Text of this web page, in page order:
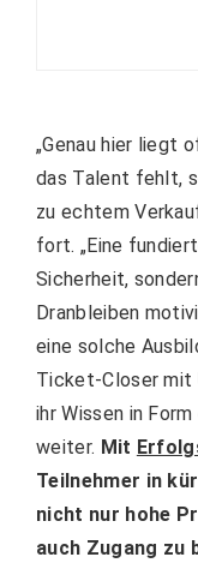
„Genau hier liegt
das Talent fehlt,
zu echtem
fort. „Eine
Sicherheit,
Dranbleiben
eine solche
Ticket-Closer mit
ihr Wissen in
weiter. Mit
Teilnehmer in
nicht nur hohe
auch Zugang zu